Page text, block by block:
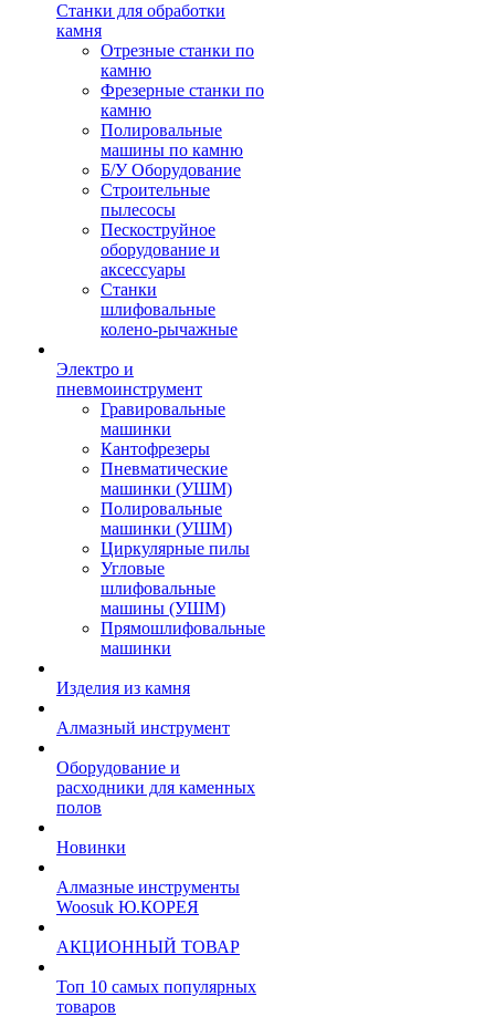
Станки для обработки
камня
Отрезные станки по
камню
Фрезерные станки по
камню
Полировальные
машины по камню
Б/У Оборудование
Строительные
пылесосы
Пескоструйное
оборудование и
аксессуары
Станки
шлифовальные
колено-рычажные
Электро и
пневмоинструмент
Гравировальные
машинки
Кантофрезеры
Пневматические
машинки (УШМ)
Полировальные
машинки (УШМ)
Циркулярные пилы
Угловые
шлифовальные
машины (УШМ)
Прямошлифовальные
машинки
Изделия из камня
Алмазный инструмент
Оборудование и
расходники для каменных
полов
Новинки
Алмазные инструменты
Woosuk Ю.КОРЕЯ
АКЦИОННЫЙ ТОВАР
Топ 10 самых популярных
товаров